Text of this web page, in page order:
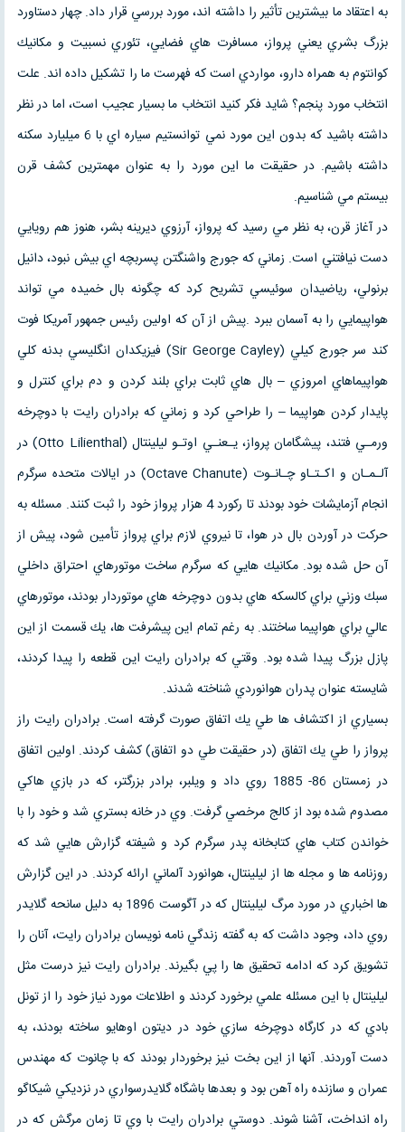
به اعتقاد ما بيشترين تأثير را داشته اند، مورد بررسي قرار داد. چهار دستاورد
بزرگ بشري يعني پرواز، مسافرت هاي فضايي، تئوري نسبيت و مكانيك
كوانتوم به همراه دارو، مواردي است كه فهرست ما را تشكيل داده اند. علت
انتخاب مورد پنجم؟ شايد فكر كنيد انتخاب ما بسيار عجيب است، اما در نظر
داشته باشيد كه بدون اين مورد نمي توانستيم سياره اي با 6 ميليارد سكنه
داشته باشيم. در حقيقت ما اين مورد را به عنوان مهمترين كشف قرن
بيستم مي شناسيم.
در آغاز قرن، به نظر مي رسيد كه پرواز، آرزوي ديرينه بشر، هنوز هم رويايي
دست نيافتني است. زماني كه جورج واشنگتن پسربچه اي بيش نبود، دانيل
برنولي، رياضيدان سوئيسي تشريح كرد كه چگونه بال خميده مي تواند
هواپيمايي را به آسمان ببرد .پيش از آن كه اولين رئيس جمهور آمريكا فوت
كند سر جورج كيلي (Sir George Cayley) فيزيكدان انگليسي بدنه كلي
هواپيماهاي امروزي – بال هاي ثابت براي بلند كردن و دم براي كنترل و
پايدار كردن هواپيما – را طراحي كرد و زماني كه برادران رايت با دوچرخه
ورمـي فتند، پيشگامان پرواز، يـعنـي اوتـو ليلينتال (Otto Lilienthal) در
آلـمـان و اكـتـاو چـانـوت (Octave Chanute) در ايالات متحده سرگرم
انجام آزمايشات خود بودند تا ركورد 4 هزار پرواز خود را ثبت كنند. مسئله به
حركت در آوردن بال در هوا، تا نيروي لازم براي پرواز تأمين شود، پيش از
آن حل شده بود. مكانيك هايي كه سرگرم ساخت موتورهاي احتراق داخلي
سبك وزني براي كالسكه هاي بدون دوچرخه هاي موتوردار بودند، موتورهاي
عالي براي هواپيما ساختند. به رغم تمام اين پيشرفت ها، يك قسمت از اين
پازل بزرگ پيدا شده بود. وقتي كه برادران رايت اين قطعه را پيدا كردند،
شايسته عنوان پدران هوانوردي شناخته شدند.
بسياري از اكتشاف ها طي يك اتفاق صورت گرفته است. برادران رايت راز
پرواز را طي يك اتفاق (در حقيقت طي دو اتفاق) كشف كردند. اولين اتفاق
در زمستان 86- 1885 روي داد و ويلبر، برادر بزرگتر، كه در بازي هاكي
مصدوم شده بود از كالج مرخصي گرفت. وي در خانه بستري شد و خود را با
خواندن كتاب هاي كتابخانه پدر سرگرم كرد و شيفته گزارش هايي شد كه
روزنامه ها و مجله ها از ليلينتال، هوانورد آلماني ارائه كردند. در اين گزارش
ها اخباري در مورد مرگ ليلينتال كه در آگوست 1896 به دليل سانحه گلايدر
روي داد، وجود داشت كه به گفته زندگي نامه نويسان برادران رايت، آنان را
تشويق كرد كه ادامه تحقيق ها را پي بگيرند. برادران رايت نيز درست مثل
ليلينتال با اين مسئله علمي برخورد كردند و اطلاعات مورد نياز خود را از تونل
بادي كه در كارگاه دوچرخه سازي خود در ديتون اوهايو ساخته بودند، به
دست آوردند. آنها از اين بخت نيز برخوردار بودند كه با چانوت كه مهندس
عمران و سازنده راه آهن بود و بعدها باشگاه گلايدرسواري در نزديكي شيكاگو
راه انداخت، آشنا شوند. دوستي برادران رايت با وي تا زمان مرگش كه در